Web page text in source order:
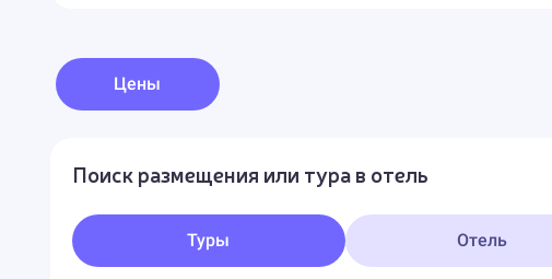
Цены
Поиск размещения или тура в отель
Туры Отель